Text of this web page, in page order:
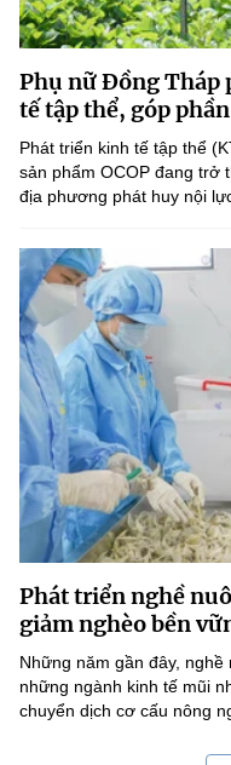
Phụ nữ Đồng Tháp
tế tập thể, góp
Phát triển kinh tế tập thể
sản phẩm OCOP đang trở
địa phương phát huy nội
Phát triển nghề
giảm nghèo bền
Những năm gần đây,
những ngành kinh tế mũi
chuyển dịch cơ cấu nông